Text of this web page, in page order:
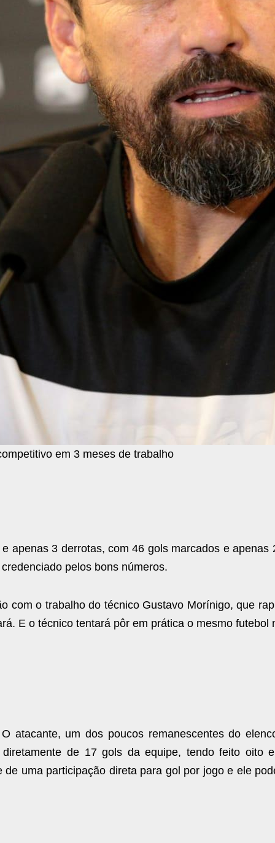
em 3 meses de trabalho
apenas 3 derrotas, com 46 gols marcados e apenas
pelos bons números.
com o trabalho do técnico Gustavo Morínigo, que
E o técnico tentará pôr em prática o mesmo futebol
atacante, um dos poucos remanescentes do
de 17 gols da equipe, tendo feito oito
uma participação direta para gol por jogo e ele